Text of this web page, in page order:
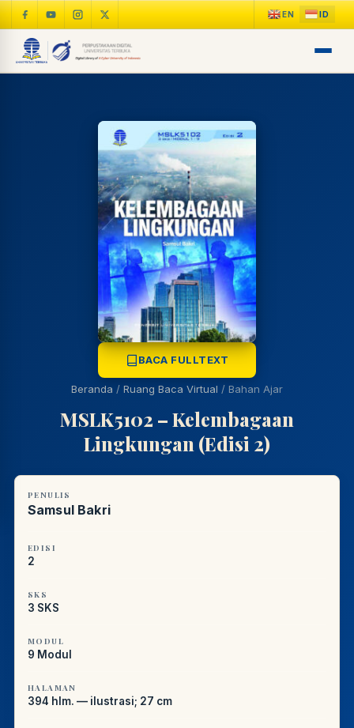
BACA FULLTEXT
Beranda / Ruang Baca Virtual / Bahan Ajar
MSLK5102 – Kelembagaan
Lingkungan (Edisi 2)
PENULIS
Samsul Bakri
EDISI
2
SKS
3 SKS
MODUL
9 Modul
HALAMAN
394 hlm. — ilustrasi; 27 cm
NARA
LIBRARY NAVIGASI AKSES
REFERENSI AKADEMIK
PUSTAKAWAN DIGITAL UT · LAYANAN INFORMASI
AKADEMIK